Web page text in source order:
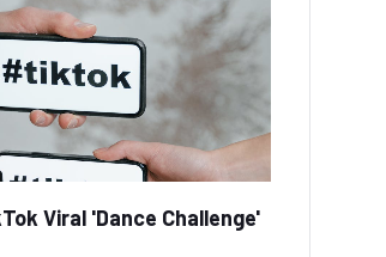
Viral 'Dance Challenge'